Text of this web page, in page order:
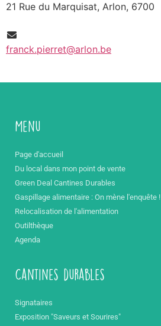
21 Rue du Marquisat, Arlon, 6700
franck.pierret@arlon.be
Menu
Page d'accueil
Du local dans mon point de vente
Green Deal Cantines Durables
Gaspillage alimentaire : On mène l'enquête !
Relocalisation de l'alimentation
Outilthèque
Agenda
Cantines durables
Signataires
Exposition "Saveurs et Sourires"